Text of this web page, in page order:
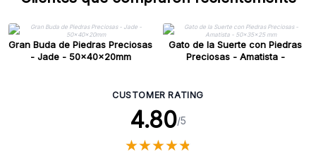
Gran Buda de Piedras Preciosas
- Jade - 50x40x20mm
Gato de la Suerte con Piedras
Preciosas - Amatista -
CUSTOMER RATING
4.80/5
★★★★★
★★★★★